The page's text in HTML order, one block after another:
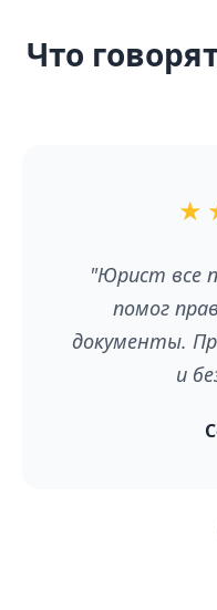
Что
★
"Юрист все
помог
документы.
и